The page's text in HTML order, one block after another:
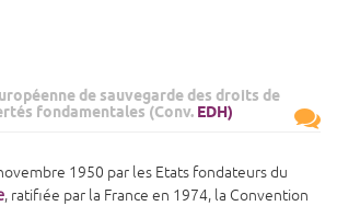
de sauvegarde des droits de
fondamentales (Conv. EDH)
1950 par les Etats fondateurs du
, ratifiée par la France en 1974, la Convention